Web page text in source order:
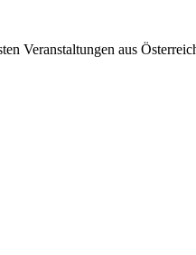
Veranstaltungen aus